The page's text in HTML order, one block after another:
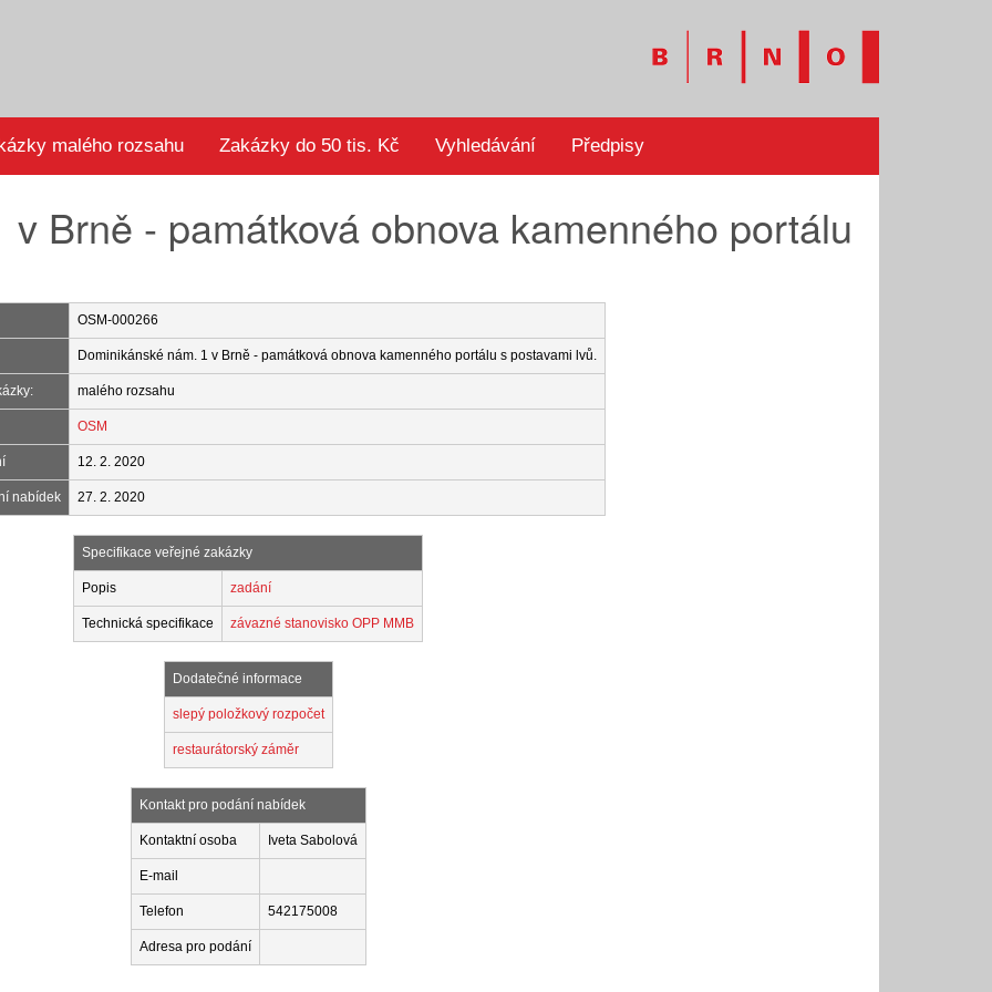
malého rozsahu Zakázky do 50 tis. Kč Vyhledávání Předpisy
Brně - památková obnova kamenného portálu
OSM-000266
Dominikánské nám. 1 v Brně - památková obnova kamenného portálu s postavami lvů.
malého rozsahu
OSM
12. 2. 2020
nabídek 27. 2. 2020
Specifikace veřejné zakázky
Popis zadání
Technická specifikace závazné stanovisko OPP MMB
Dodatečné informace
slepý položkový rozpočet
restaurátorský záměr
Kontakt pro podání nabídek
Kontaktní osoba Iveta Sabolová
E-mail
Telefon 542175008
Adresa pro podání